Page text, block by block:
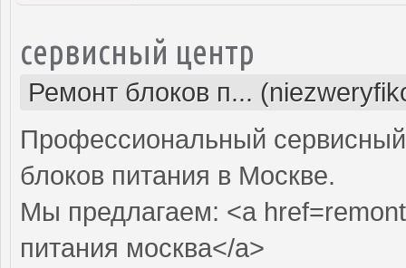
сервисный центр
Ремонт блоков п...
Профессиональный
блоков питания в Москве.
Мы предлагаем: <a
питания москва</a>